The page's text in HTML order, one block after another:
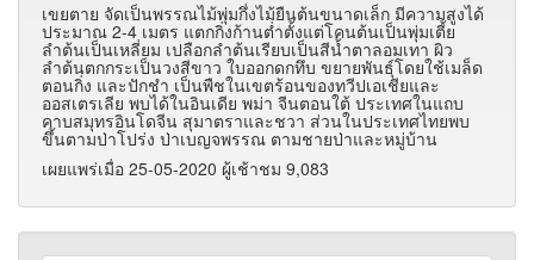
เขยตาย จัดเป็นพรรณไม้พุ่มกึ่งไม้ยืนต้นขนาดเล็ก มีความสูงได้
ประมาณ 2-4 เมตร แตกกิ่งก้านต่ำตั้งแต่โคนต้นเป็นพุ่มเตี้ย
ลำต้นเป็นเหลี่ยม เปลือกลำต้นเรียบเป็นสีน้ำตาลอมเทา ผิว
ลำต้นตกกระเป็นวงสีขาว ใบออกดกทึบ ขยายพันธุ์โดยใช้เมล็ด
ตอนกิ่ง และปักชำ เป็นพืชในเขตร้อนของทวีปเอเชียและ
ออสเตรเลีย พบได้ในอินเดีย พม่า จีนตอนใต้ ประเทศในแถบ
คาบสมุทรอินโดจีน สุมาตราและชวา ส่วนในประเทศไทยพบ
ขึ้นตามป่าโปร่ง ป่าเบญจพรรณ ตามชายป่าและหมู่บ้าน
เผยแพร่เมื่อ 25-05-2020 ผู้เช้าชม 9,083